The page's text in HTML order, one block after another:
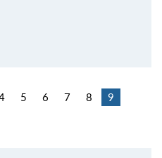
5 6 7 8 9